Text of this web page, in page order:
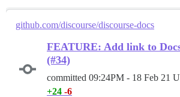
github.com/discourse/discourse-docs
FEATURE: Add link to
(#34)
committed 09:24PM - 18 Feb 21
+24 -6